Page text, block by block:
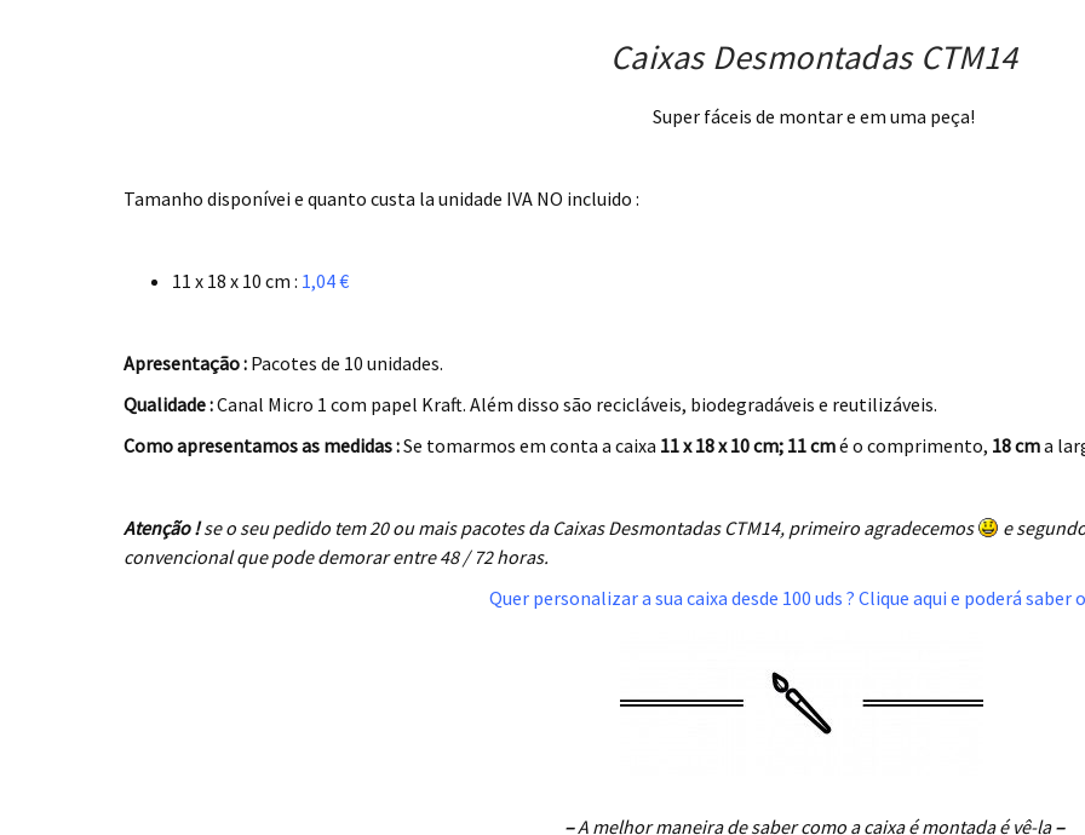
Caixas Desmontadas CTM14
Super fáceis de montar e em uma peça!
Tamanho disponívei e quanto custa la unidade IVA NO incluido :
11 x 18 x 10 cm : 1,04 €
Apresentação : Pacotes de 10 unidades.
Qualidade :Canal Micro 1 com papel Kraft. Além disso são recicláveis, biodegradáveis e reutilizáveis.
Como apresentamos as medidas :Se tomarmos em conta a caixa 11 x 18 x 10 cm; 11 cmé o comprimento, 18 cma
Atenção !se o seu pedido tem 20 ou mais pacotes da Caixas Desmontadas CTM14, primeiro agradecemos
e
convencional que pode demorar entre 48 / 72 horas.
Quer personalizar a sua caixa desde 100 uds ? Clique aqui e poderá saber
–A melhor maneira de saber como a caixa é montada é vê-la–